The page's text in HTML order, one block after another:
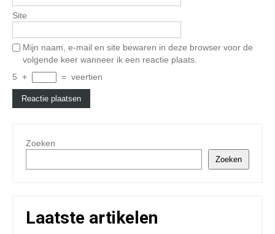
Site
Mijn naam, e-mail en site bewaren in deze browser voor de
volgende keer wanneer ik een reactie plaats.
5 + = veertien
Zoeken
Zoeken
Laatste artikelen